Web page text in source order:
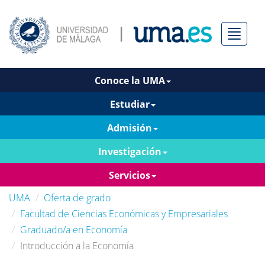
Menú
Conoce la UMA
Estudiar
Admisión
Investigación
Servicios
UMA
Oferta de grado
Facultad de Ciencias Económicas y Empresariales
Graduado/a en Economía
Introducción a la Economía